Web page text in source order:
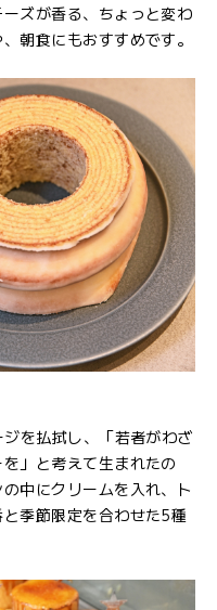
ズが香る、ちょっと変わ
朝食にもおすすめです。
を払拭し、「若者がわざ
」と考えて生まれたの
中にクリームを入れ、ト
季節限定を合わせた5種